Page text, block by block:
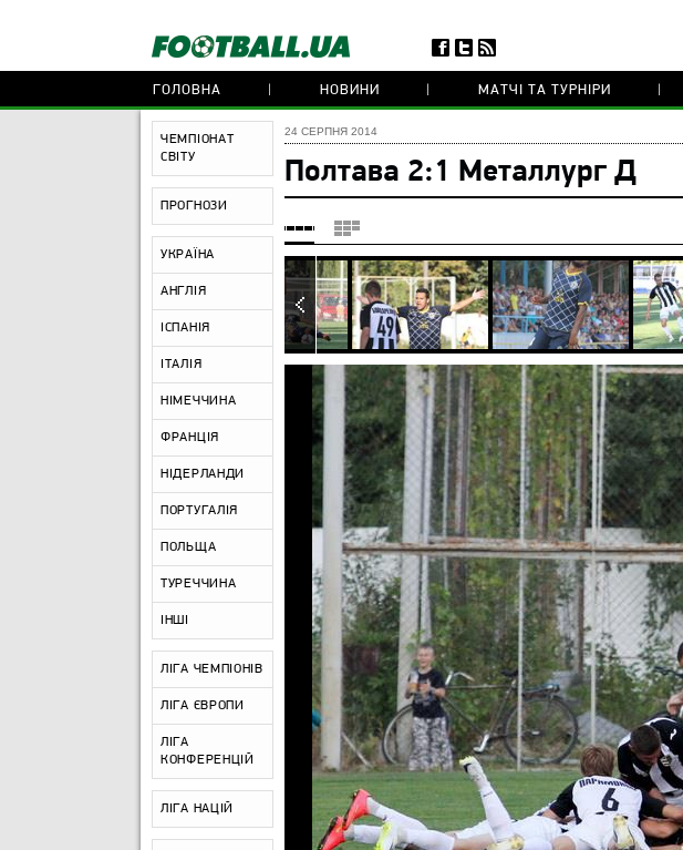
ГОЛОВНА НОВИНИ МАТЧІ ТА ТУРНІРИ
ЧЕМПІОНАТ
СВІТУ
ПРОГНОЗИ
УКРАЇНА
АНГЛІЯ
ІСПАНІЯ
ІТАЛІЯ
НІМЕЧЧИНА
ФРАНЦІЯ
НІДЕРЛАНДИ
ПОРТУГАЛІЯ
ПОЛЬЩА
ТУРЕЧЧИНА
ІНШІ
ЛІГА ЧЕМПІОНІВ
ЛІГА ЄВРОПИ
ЛІГА
КОНФЕРЕНЦІЙ
ЛІГА НАЦІЙ
24 СЕРПНЯ 2014
Полтава 2:1 Металлург Д